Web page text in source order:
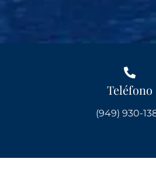
Teléfono
(949) 930-